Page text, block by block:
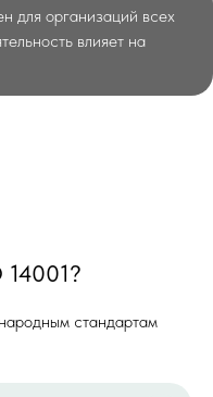
для организаций всех
влияет на
14001?
стандартам